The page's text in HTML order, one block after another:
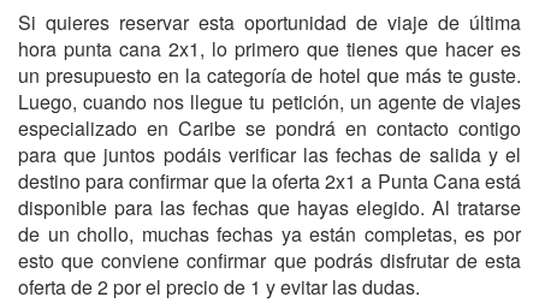
Si quieres reservar esta oportunidad de viaje de última
hora punta cana 2x1, lo primero que tienes que hacer es
un presupuesto en la categoría de hotel que más te guste.
Luego, cuando nos llegue tu petición, un agente de viajes
especializado en Caribe se pondrá en contacto contigo
para que juntos podáis verificar las fechas de salida y el
destino para confirmar que la oferta 2x1 a Punta Cana está
disponible para las fechas que hayas elegido. Al tratarse
de un chollo, muchas fechas ya están completas, es por
esto que conviene confirmar que podrás disfrutar de esta
oferta de 2 por el precio de 1 y evitar las dudas.